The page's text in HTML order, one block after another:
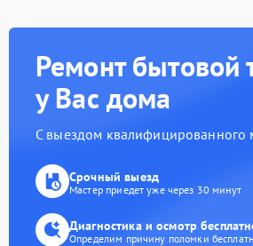
Ремонт бытовой
у Вас дома
С выездом квалифицированного
Срочный выезд
Мастер приедет уже через 30 минут
Диагностика и осмотр
Определим причину поломки